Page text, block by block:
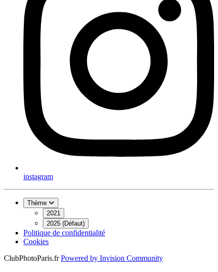
instagram
Thème
2021
2025 (Défaut)
Politique de confidentialité
Cookies
ClubPhotoParis.fr Powered by Invision Community